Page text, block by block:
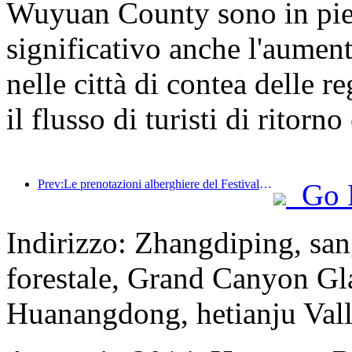
Wuyuan County sono in
significativo anche
nelle città di contea delle
il flusso di turisti di ritorno
Prev:Le prenotazioni alberghiere del Festival di Primavera sono calde! Lo scorso anno, il volume di registrazione delle imprese collegate agli hotel è aumentato oltre prima dell'epidemia
Go
Indirizzo: Zhangdiping,
forestale, Grand Canyon
Huanangdong, hetianju